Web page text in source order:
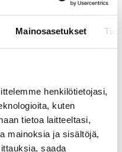
Mainosasetukset
henkilötietojasi,
kuten
tietoa laitteeltasi,
mainoksia ja sisältöjä,
saada
väärillä tiedoilla
kohdalla
kohdalla
sähköpostiosoite on